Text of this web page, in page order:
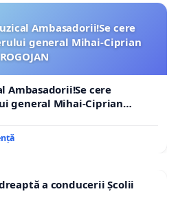
Ambasadorii!Se cere
general Mihai-Ciprian
ROGOJAN
Ambasadorii!Se cere
general Mihai-Ciprian
a conducerii Școlii